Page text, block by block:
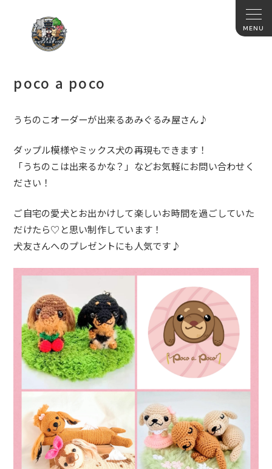
poco a poco
うちのこオーダーが出来るあみぐるみ屋さん♪
ダップル模様やミックス犬の再現もできます！
「うちのこは出来るかな？」などお気軽にお問い合わせく
ださい！
ご自宅の愛犬とお出かけして楽しいお時間を過ごしていた
だけたら♡と思い制作しています！
犬友さんへのプレゼントにも人気です♪